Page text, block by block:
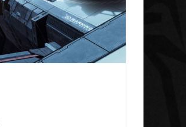
Galnet ESP Noticias
Concluye la